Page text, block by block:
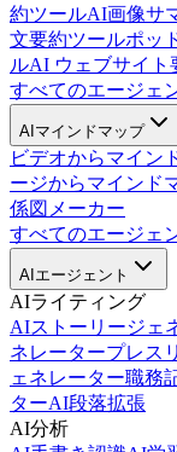
約ツールAI画像サ
文要約ツールポッ
ルAI ウェブサイト
すべてのエージェ
AIマインドマップ
ビデオからマイン
ージからマインド
係図メーカー
すべてのエージェ
AIエージェント
AIライティング
AIストーリージェ
ネレータープレス
ェネレーター職務
ターAI段落拡張
AI分析